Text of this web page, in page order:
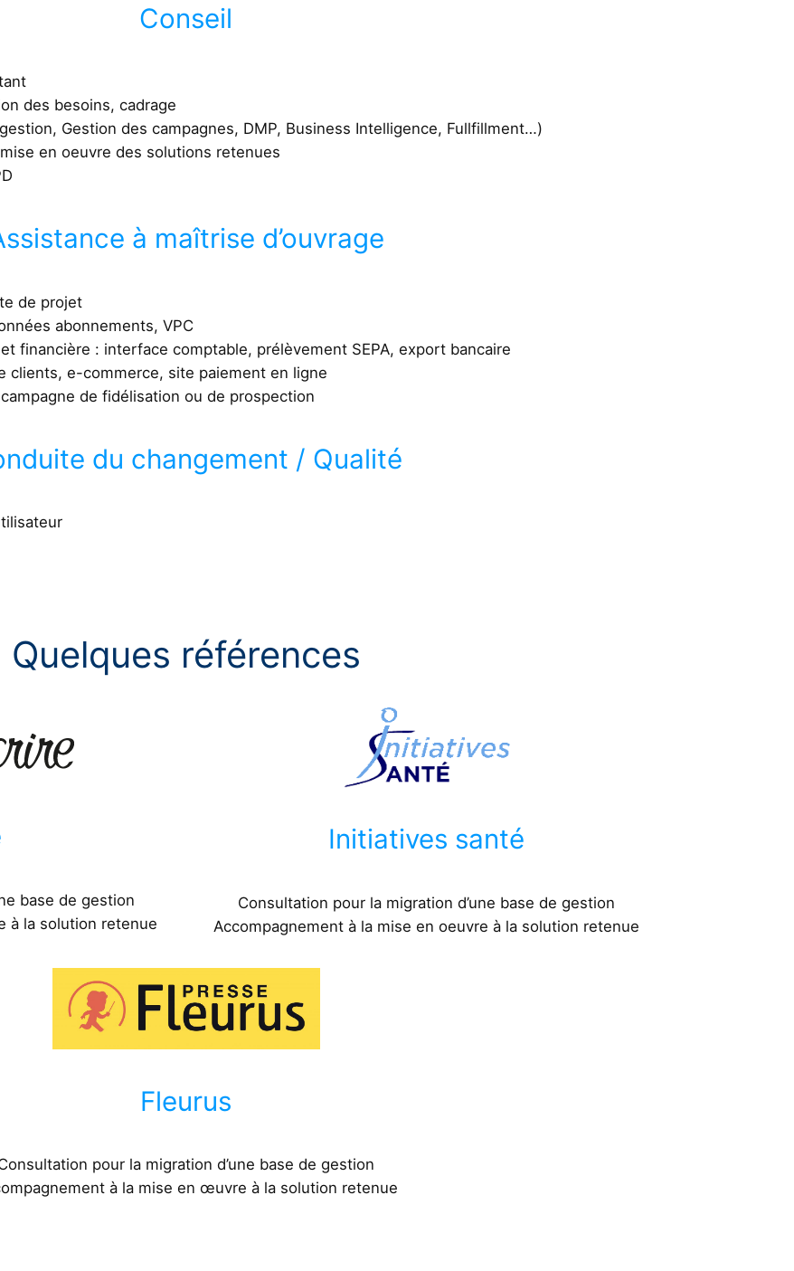
Conseil
des besoins, cadrage
Gestion des campagnes, DMP, Business Intelligence, Fullfillment…)
en oeuvre des solutions retenues
à maîtrise d’ouvrage
de projet
abonnements, VPC
financière : interface comptable, prélèvement SEPA, export bancaire
clients, e-commerce, site paiement en ligne
de fidélisation ou de prospection
du changement / Qualité
Quelques références
base de gestion
à la solution retenue​
Initiatives santé
Consultation pour la migration d’une base de gestion
Accompagnement à la mise en oeuvre à la solution retenue​
Fleurus
pour la migration d’une base de gestion
à la mise en œuvre à la solution retenue